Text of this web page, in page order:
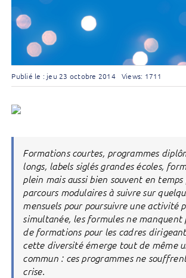
Publié le : jeu 23 octobre 2014 Views: 1711
Formations courtes, programmes
longs, labels siglés grandes écoles,
plein mais aussi bien souvent en temps
parcours modulaires à suivre sur
mensuels pour poursuivre une activité
simultanée, les formules ne manquent
de formations pour les cadres
cette diversité émerge tout de même
commun : ces programmes ne
crise.